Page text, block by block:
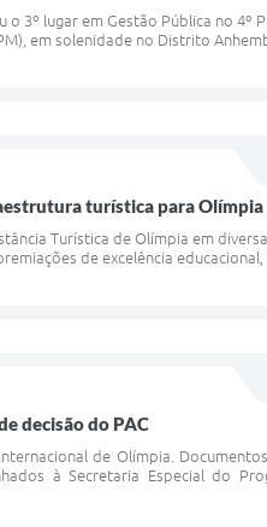
3º lugar em Gestão Pública no 4º
em solenidade no Distrito
turística para Olímpia
Turística de Olímpia em
de excelência educacional,
decisão do PAC
de Olímpia.
à Secretaria Especial do